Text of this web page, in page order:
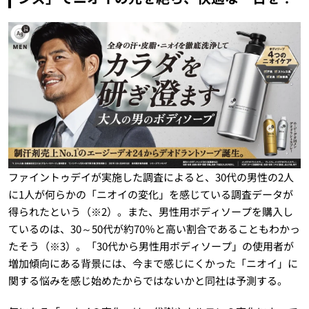
ファイントゥデイが実施した調査によると、30代の男性の2人
に1人が何らかの「ニオイの変化」を感じている調査データが
得られたという（※2）。また、男性用ボディソープを購入し
ているのは、30～50代が約70％と高い割合であることもわかっ
たそう（※3）。「30代から男性用ボディソープ」の使用者が
増加傾向にある背景には、今まで感じにくかった「ニオイ」に
関する悩みを感じ始めたからではないかと同社は予測する。